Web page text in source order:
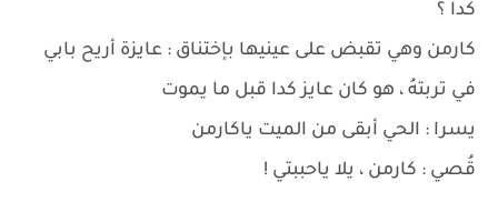
كدا ؟
كارمن وهي تقبض على عينيها بإختناق : عايزة أريح بابي
في تربتهُ ، هو كان عايز كدا قبل ما يموت
يسرا : الحي أبقى من الميت ياكارمن
قُصي : كارمن ، يلا ياحببتي !